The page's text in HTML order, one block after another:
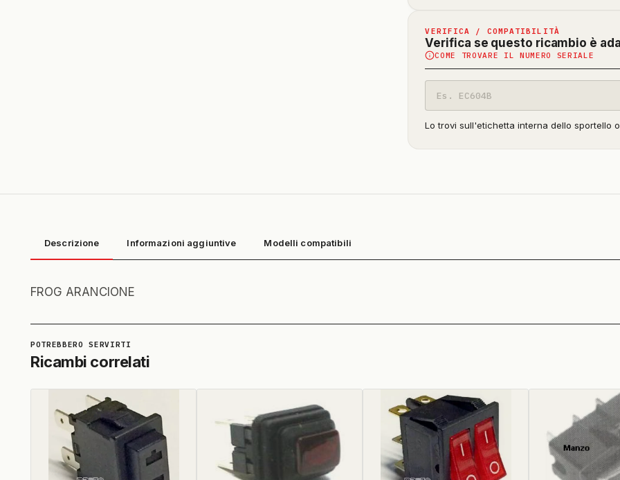
VERIFICA / COMPATIBILITÀ
Verifica se questo ricambio è
COME TROVARE IL NUMERO SERIALE
modello
Lo trovi sull'etichetta interna dello sportello
Descrizione Informazioni aggiuntive Modelli compatibili
FROG ARANCIONE
Ricambi correlati